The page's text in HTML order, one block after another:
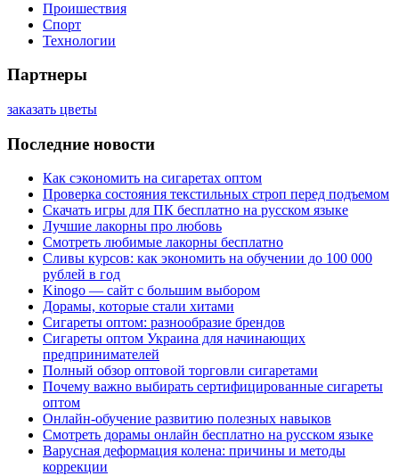
Проишествия
Спорт
Технологии
Партнеры
заказать цветы
Последние новости
Как сэкономить на сигаретах оптом
Проверка состояния текстильных строп перед подъемом
Скачать игры для ПК бесплатно на русском языке
Лучшие лакорны про любовь
Смотреть любимые лакорны бесплатно
Сливы курсов: как экономить на обучении до 100 000
рублей в год
Kinogo — сайт с большим выбором
Дорамы, которые стали хитами
Сигареты оптом: разнообразие брендов
Сигареты оптом Украина для начинающих
предпринимателей
Полный обзор оптовой торговли сигаретами
Почему важно выбирать сертифицированные сигареты
оптом
Онлайн-обучение развитию полезных навыков
Смотреть дорамы онлайн бесплатно на русском языке
Варусная деформация колена: причины и методы
коррекции